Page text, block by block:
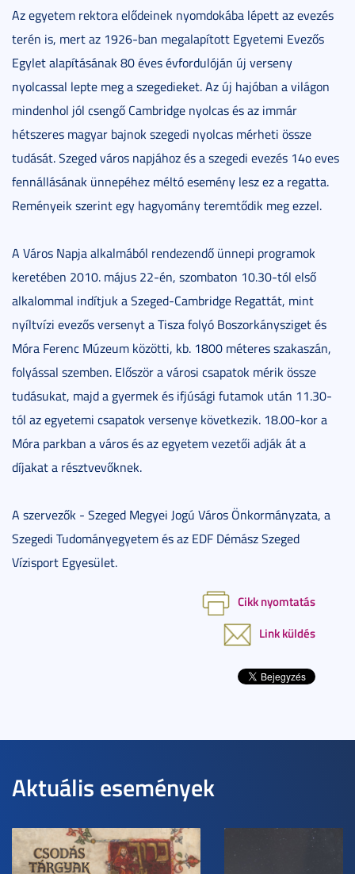
Az egyetem rektora elődeinek nyomdokába lépett az evezés
terén is, mert az 1926-ban megalapított Egyetemi Evezős
Egylet alapításának 80 éves évfordulóján új verseny
nyolcassal lepte meg a szegedieket. Az új hajóban a világon
mindenhol jól csengő Cambridge nyolcas és az immár
hétszeres magyar bajnok szegedi nyolcas mérheti össze
tudását. Szeged város napjához és a szegedi evezés 14o eves
fennállásának ünnepéhez méltó esemény lesz ez a regatta.
Reményeik szerint egy hagyomány teremtődik meg ezzel.
A Város Napja alkalmából rendezendő ünnepi programok
keretében 2010. május 22-én, szombaton 10.30-tól első
alkalommal indítjuk a Szeged-Cambridge Regattát, mint
nyíltvízi evezős versenyt a Tisza folyó Boszorkánysziget és
Móra Ferenc Múzeum közötti, kb. 1800 méteres szakaszán,
folyással szemben. Először a városi csapatok mérik össze
tudásukat, majd a gyermek és ifjúsági futamok után 11.30-
tól az egyetemi csapatok versenye következik. 18.00-kor a
Móra parkban a város és az egyetem vezetői adják át a
díjakat a résztvevőknek.
A szervezők - Szeged Megyei Jogú Város Önkormányzata, a
Szegedi Tudományegyetem és az EDF Démász Szeged
Vízisport Egyesület.
Cikk nyomtatás
Link küldés
Aktuális események